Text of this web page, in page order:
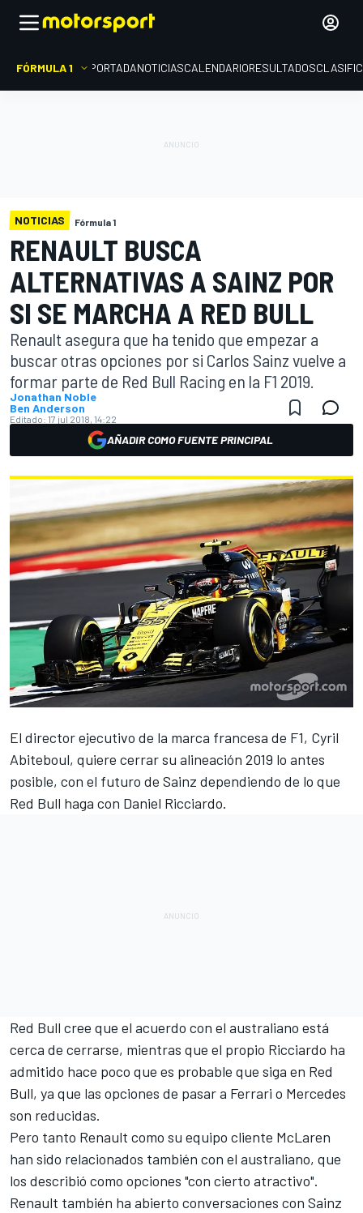
FÓRMULA 1 PORTADANOTICIASCALENDARIORESULTADOS
NOTICIAS Fórmula 1
RENAULT BUSCA
ALTERNATIVAS A SAINZ POR
SI SE MARCHA A RED BULL
Renault asegura que ha tenido que empezar a
buscar otras opciones por si Carlos Sainz vuelve a
formar parte de Red Bull Racing en la F1 2019.
Jonathan Noble
Ben Anderson
Editado: 17 jul 2018, 14:22
AÑADIR COMO FUENTE PRINCIPAL
El director ejecutivo de la marca francesa de F1, Cyril
Abiteboul, quiere cerrar su alineación 2019 lo antes
posible, con el futuro de Sainz dependiendo de lo que
Red Bull haga con Daniel Ricciardo.
Red Bull cree que el acuerdo con el australiano está
cerca de cerrarse, mientras que el propio Ricciardo ha
admitido hace poco que es probable que siga en Red
Bull, ya que las opciones de pasar a Ferrari o Mercedes
son reducidas.
Pero tanto Renault como su equipo cliente McLaren
han sido relacionados también con el australiano, que
los describió como opciones "con cierto atractivo".
Renault también ha abierto conversaciones con Sainz